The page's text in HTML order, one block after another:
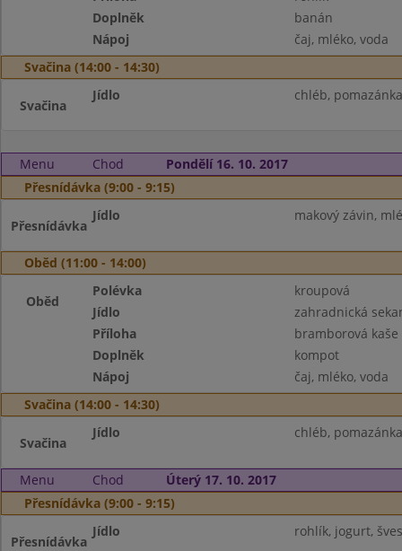
Doplněk
banán
Nápoj
čaj, mléko, voda
Svačina (14:00 - 14:30)
Svačina
Jídlo chléb,
Menu Chod
Pondělí 16. 10. 2017
Přesnídávka (9:00 - 9:15)
Přesnídávka
Jídlo makový závin,
Oběd (11:00 - 14:00)
Oběd
Polévka
kroupová
Jídlo
zahradnická
Příloha
bramborová kaše
Doplněk
kompot
Nápoj
čaj, mléko, voda
Svačina (14:00 - 14:30)
Svačina
Jídlo chléb,
Menu Chod
Úterý 17. 10. 2017
Přesnídávka (9:00 - 9:15)
Přesnídávka
Jídlo rohlík, jogurt,